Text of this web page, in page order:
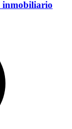
inmobiliario